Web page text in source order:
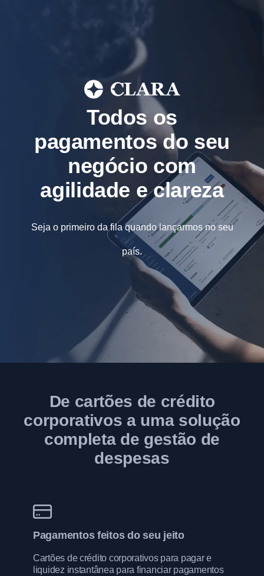
Todos os
pagamentos do seu
negócio com
agilidade e clareza
Seja o primeiro da fila quando lançarmos no seu
país.
De cartões de crédito
corporativos a uma solução
completa de gestão de
despesas
Pagamentos feitos do seu jeito
Cartões de crédito corporativos para pagar e
liquidez instantânea para financiar pagamentos